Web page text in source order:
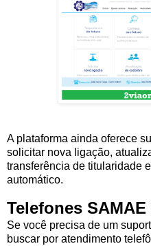
A plataforma ainda oferece
solicitar nova ligação,
transferência de titularidade
automático.
Telefones
Se você precisa de um
buscar por atendimento